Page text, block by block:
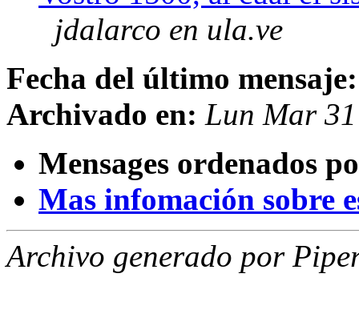
jdalarco en ula.ve
Fecha del último mensaje:
Archivado en: Lun Mar
Mensages ordenados
Mas infomación sobre
Archivo generado por